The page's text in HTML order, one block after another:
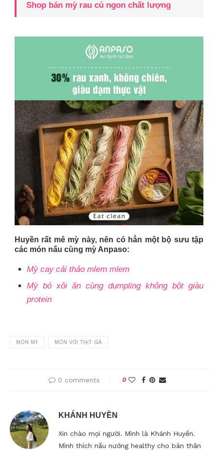
Shop bán mỳ rau củ ngon chất lượng
Huyền rất mê mỳ này, nên có hẳn một bộ sưu tập
các món nấu cùng mỳ Anpaso:
Mỳ cay cải thảo mlem mlem
Mỳ bó xôi ăn cùng dumpling không bột giàu
protein
MÓN MỲ MÓN VỚI THỊT GÀ
0 comments 0
KHÁNH HUYỀN
Xin chào mọi người. Mình là Khánh Huyền.
Mình thích nấu nướng healthy cho bản thân